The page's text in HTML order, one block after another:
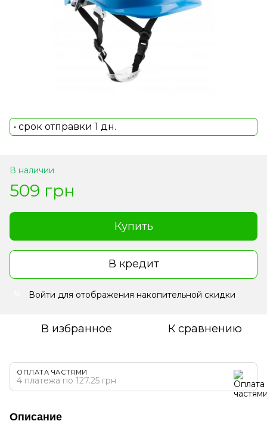
• срок отправки 1 дн.
В наличии
509 грн
Купить
В кредит
Войти для отображения накопительной скидки
В избранное К сравнению
ОПЛАТА ЧАСТЯМИ
4 платежа по 127.25 грн
Описание